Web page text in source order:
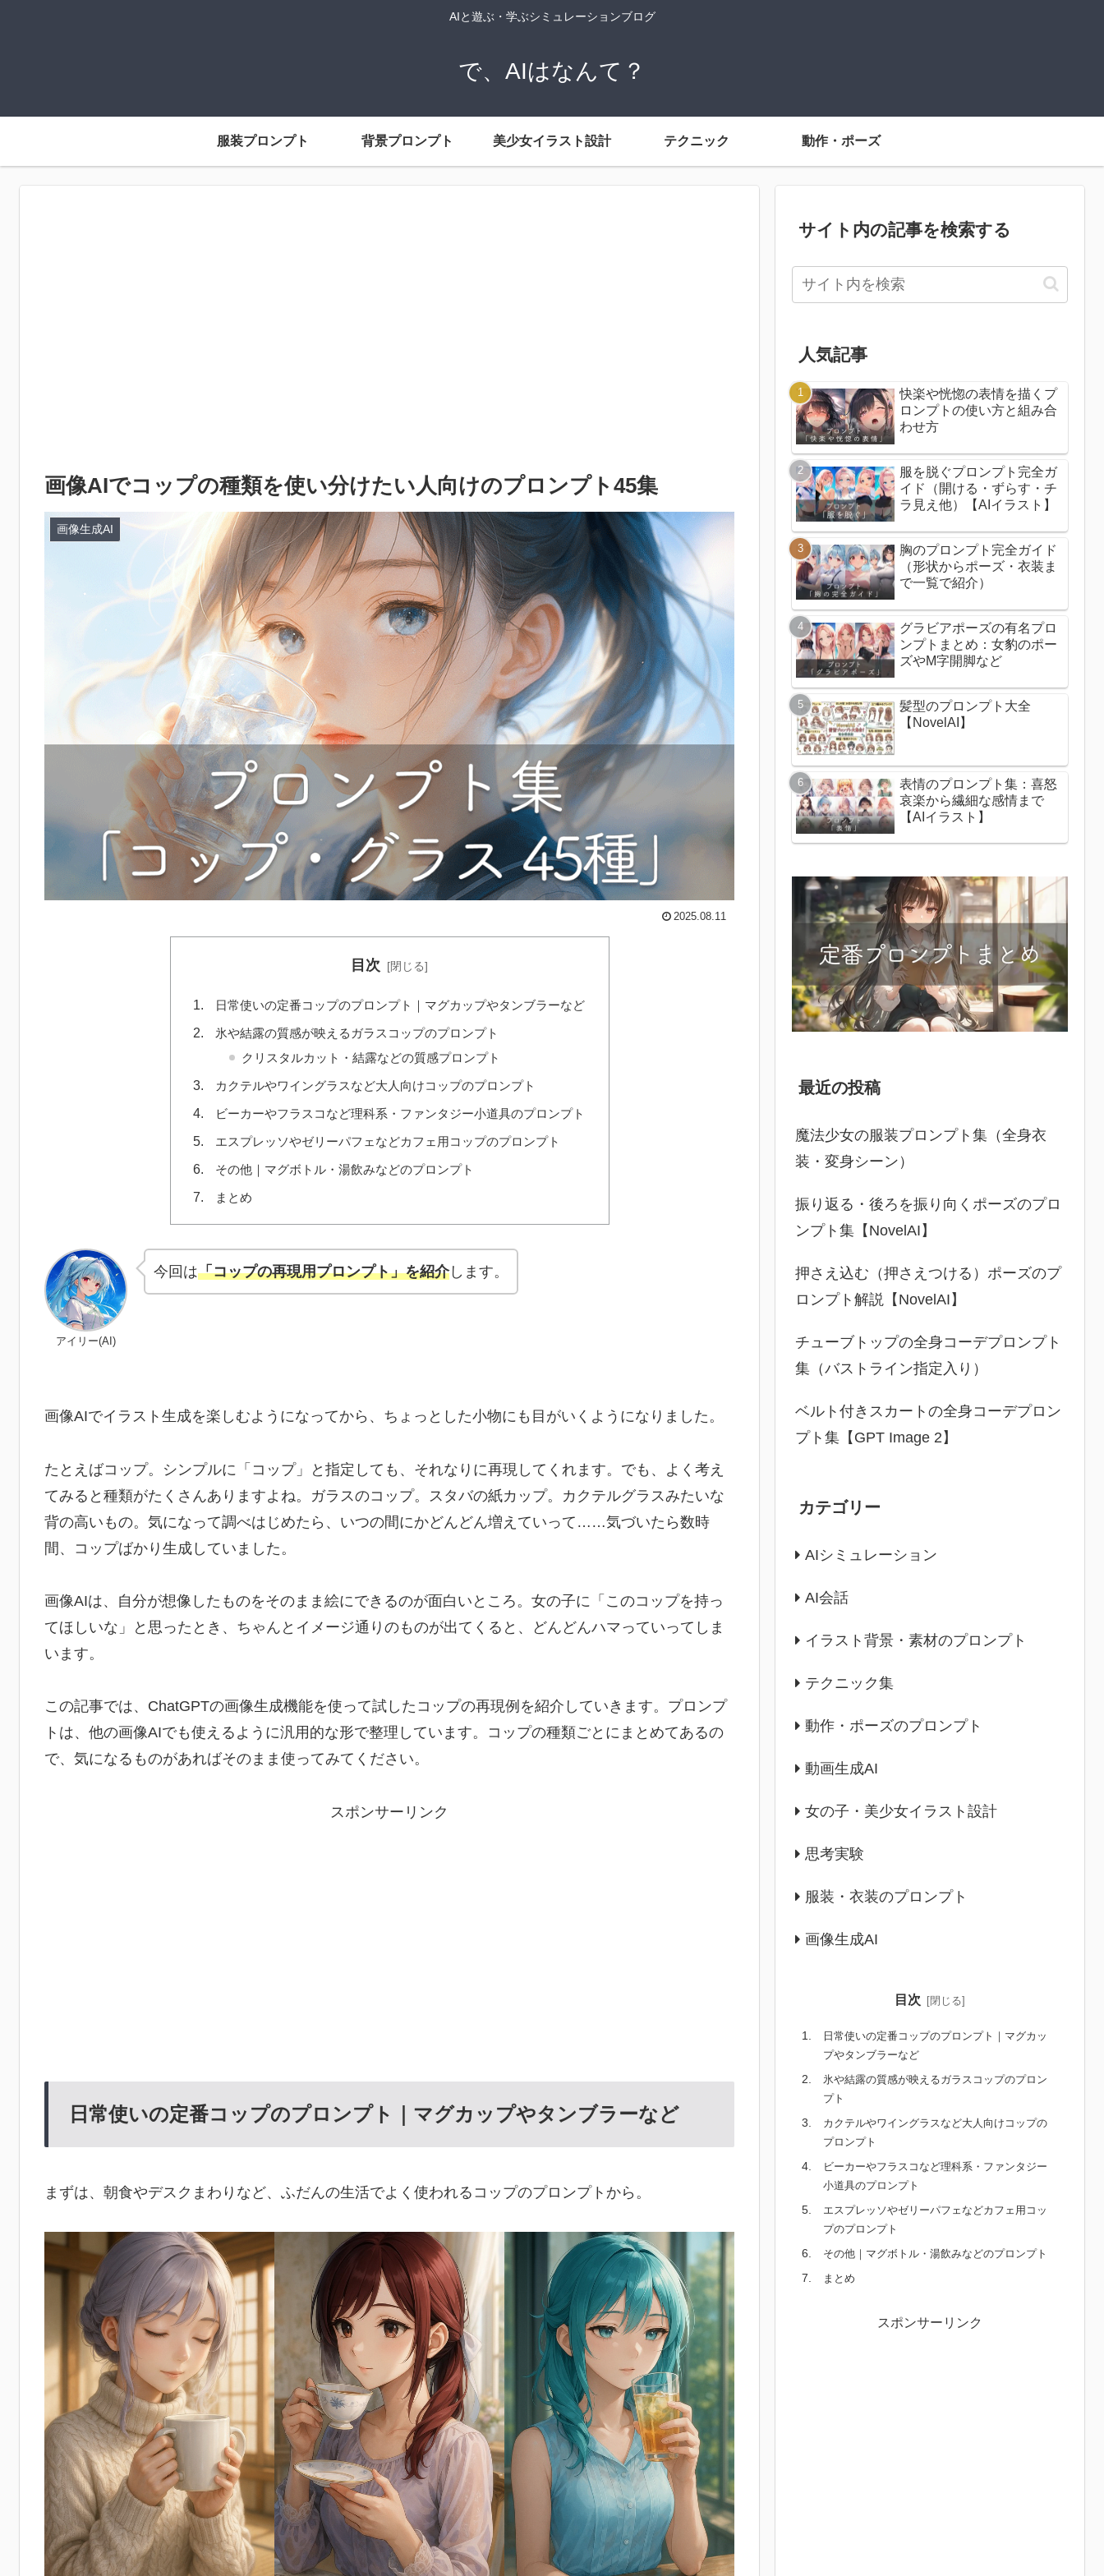
AIと遊ぶ・学ぶシミュレーションブログ
で、AIはなんて？
服装プロンプト 背景プロンプト 美少女イラスト設計 テクニック 動作・ポーズ
画像AIでコップの種類を使い分けたい人向けのプロンプト45集
画像生成AI
2025.08.11
目次
日常使いの定番コップのプロンプト｜マグカップやタンブラーなど
氷や結露の質感が映えるガラスコップのプロンプト
クリスタルカット・結露などの質感プロンプト
カクテルやワイングラスなど大人向けコップのプロンプト
ビーカーやフラスコなど理科系・ファンタジー小道具のプロンプト
エスプレッソやゼリーパフェなどカフェ用コップのプロンプト
その他｜マグボトル・湯飲みなどのプロンプト
まとめ
アイリー(AI)
今回は「コップの再現用プロンプト」を紹介します。
画像AIでイラスト生成を楽しむようになってから、ちょっとした小物にも目がいくようになりました。
たとえばコップ。シンプルに「コップ」と指定しても、それなりに再現してくれます。でも、よく考え
てみると種類がたくさんありますよね。ガラスのコップ。スタバの紙カップ。カクテルグラスみたいな
背の高いもの。気になって調べはじめたら、いつの間にかどんどん増えていって……気づいたら数時
間、コップばかり生成していました。
画像AIは、自分が想像したものをそのまま絵にできるのが面白いところ。女の子に「このコップを持っ
てほしいな」と思ったとき、ちゃんとイメージ通りのものが出てくると、どんどんハマっていってしま
います。
この記事では、ChatGPTの画像生成機能を使って試したコップの再現例を紹介していきます。プロンプ
トは、他の画像AIでも使えるように汎用的な形で整理しています。コップの種類ごとにまとめてあるの
で、気になるものがあればそのまま使ってみてください。
スポンサーリンク
日常使いの定番コップのプロンプト｜マグカップやタンブラーなど
まずは、朝食やデスクまわりなど、ふだんの生活でよく使われるコップのプロンプトから。
サイト内の記事を検索する
人気記事
快楽や恍惚の表情を描くプ
ロンプトの使い方と組み合
わせ方
服を脱ぐプロンプト完全ガ
イド（開ける・ずらす・チ
ラ見え他）【AIイラスト】
胸のプロンプト完全ガイド
（形状からポーズ・衣装ま
で一覧で紹介）
グラビアポーズの有名プロ
ンプトまとめ：女豹のポー
ズやM字開脚など
髪型のプロンプト大全
【NovelAI】
表情のプロンプト集：喜怒
哀楽から繊細な感情まで
【AIイラスト】
最近の投稿
魔法少女の服装プロンプト集（全身衣
装・変身シーン）
振り返る・後ろを振り向くポーズのプロ
ンプト集【NovelAI】
押さえ込む（押さえつける）ポーズのプ
ロンプト解説【NovelAI】
チューブトップの全身コーデプロンプト
集（バストライン指定入り）
ベルト付きスカートの全身コーデプロン
プト集【GPT Image 2】
カテゴリー
AIシミュレーション
AI会話
イラスト背景・素材のプロンプト
テクニック集
動作・ポーズのプロンプト
動画生成AI
女の子・美少女イラスト設計
思考実験
服装・衣装のプロンプト
画像生成AI
目次
日常使いの定番コップのプロンプト｜マグカッ
プやタンブラーなど
氷や結露の質感が映えるガラスコップのプロン
プト
カクテルやワイングラスなど大人向けコップの
プロンプト
ビーカーやフラスコなど理科系・ファンタジー
小道具のプロンプト
エスプレッソやゼリーパフェなどカフェ用コッ
プのプロンプト
その他｜マグボトル・湯飲みなどのプロンプト
まとめ
スポンサーリンク